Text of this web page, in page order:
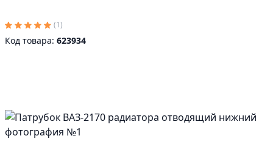
(1)
Код товара: 623934